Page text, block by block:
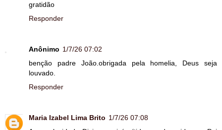
gratidão
Responder
Anônimo 1/7/26 07:02
benção padre João.obrigada pela homelia, Deus seja
louvado.
Responder
Maria Izabel Lima Brito 1/7/26 07:08